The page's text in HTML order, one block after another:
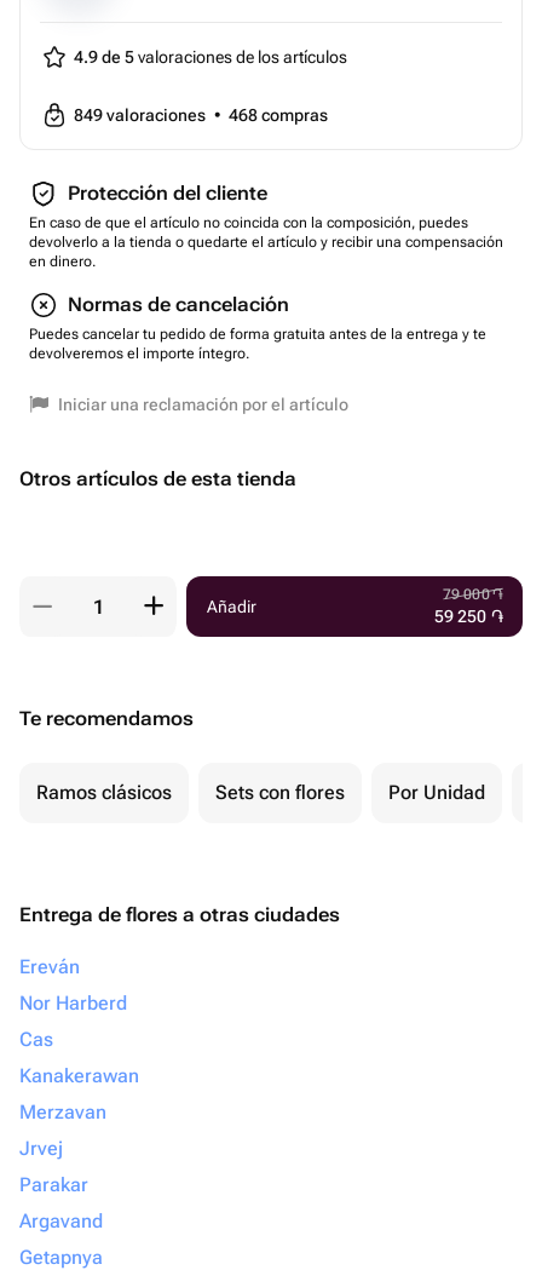
4.9 de 5valoraciones de los artículos
849valoraciones • 468compras
Protección del cliente
En caso de que el artículo no coincida con la composición, puedes
devolverlo a la tienda o quedarte el artículo y recibir una compensación
en dinero.
Normas de cancelación
Puedes cancelar tu pedido de forma gratuita antes de la entrega y te
devolveremos el importe íntegro.
Iniciar una reclamación por el artículo
Otros artículos de esta tienda
Añadir
79 000֏
59 250 ֏
Te recomendamos
Ramos clásicos Sets con flores Por Unidad
Entrega de flores a otras ciudades
Ereván
Nor Harberd
Cas
Kanakerawan
Merzavan
Jrvej
Parakar
Argavand
Getapnya